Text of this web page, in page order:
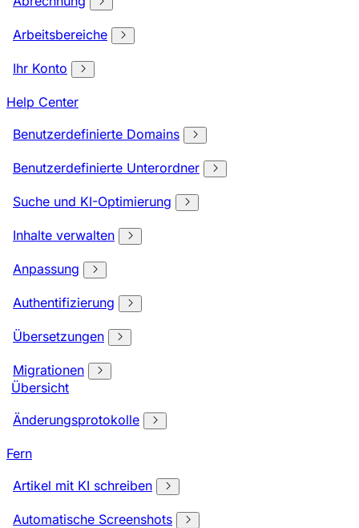
Arbeitsbereiche
Ihr Konto
Help Center
Benutzerdefinierte Domains
Benutzerdefinierte Unterordner
Suche und KI-Optimierung
Inhalte verwalten
Anpassung
Authentifizierung
Übersetzungen
Migrationen
Übersicht
Änderungsprotokolle
Fern
Artikel mit KI schreiben
Automatische Screenshots